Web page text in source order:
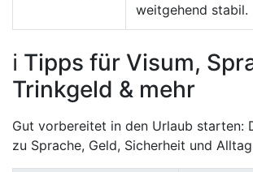
weitgehend stabil.
ℹ️ Tipps für Visum,
Trinkgeld & mehr
Gut vorbereitet in den Urlaub starten:
zu Sprache, Geld, Sicherheit und